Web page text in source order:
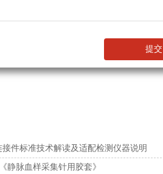
提交
接件标准技术解读及适配检测仪器说明
静脉血样采集针用胶套》